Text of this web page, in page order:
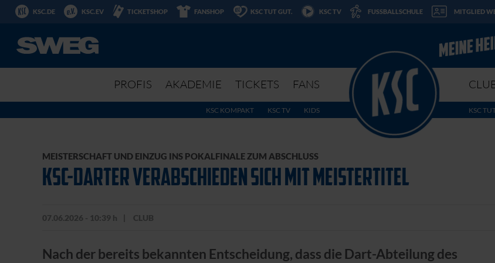
KSC.DE KSC.EV TICKETSHOP FANSHOP KSC TUT GUT. KSC TV FUSSBALLSCHULE MITGLIED
PROFIS AKADEMIE TICKETS FANS
KSC KOMPAKT KSC TV KIDS KSC
MEISTERSCHAFT UND EINZUG INS POKALFINALE ZUM ABSCHLUSS
KSC-DARTER VERABSCHIEDEN SICH MIT MEISTERTITEL
07.06.2026 - 10:39 h CLUB
Nach der bereits bekannten Entscheidung, dass die Dart-Abteilung des